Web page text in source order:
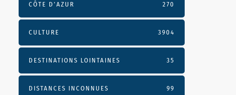
CÔTE D’AZUR 270
CULTURE 3904
DESTINATIONS LOINTAINES 35
DISTANCES INCONNUES 99